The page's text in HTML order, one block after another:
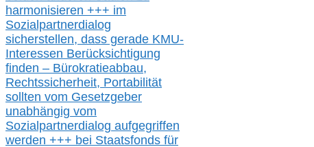
harmonisieren +++ im
Sozialpartnerdialog
sicherstellen, dass gerade KMU-
Interessen Berücksichtigung
finden – Bürokratieabbau,
Rechtssicherheit, Portabilität
sollten vom Gesetzgeber
unabhängig vom
Sozialpartnerdialog aufgegriffen
werden +++ bei Staatsfonds für